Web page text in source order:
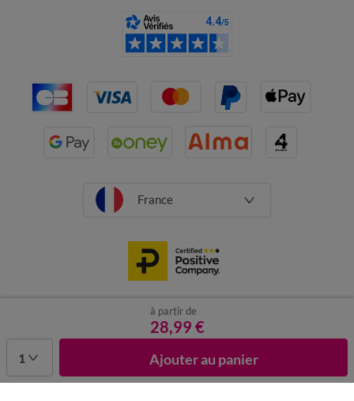
à partir de
28,99 €
1 Ajouter au panier
France
Données personnelles